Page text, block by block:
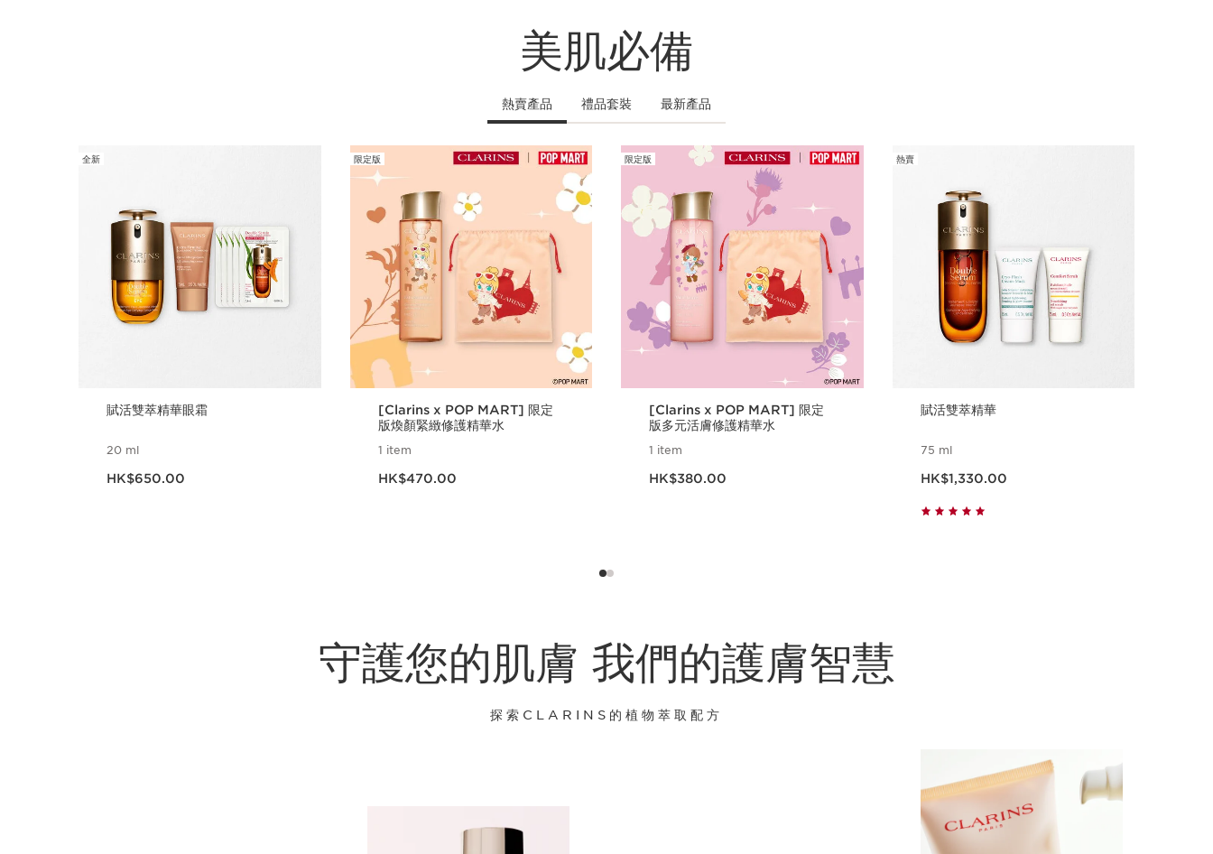
美肌必備
熱賣產品 禮品套裝 最新產品
全新
賦活雙萃精華眼霜
20 ml
HK$650.00
限定版
[Clarins x POP MART] 限定
版煥顏緊緻修護精華水
1 item
HK$470.00
限定版
[Clarins x POP MART] 限定
版多元活膚修護精華水
1 item
HK$380.00
熱賣
賦活雙萃精華
75 ml
HK$1,330.00
守護您的肌膚 我們的護膚智慧
探索CLARINS的植物萃取配方